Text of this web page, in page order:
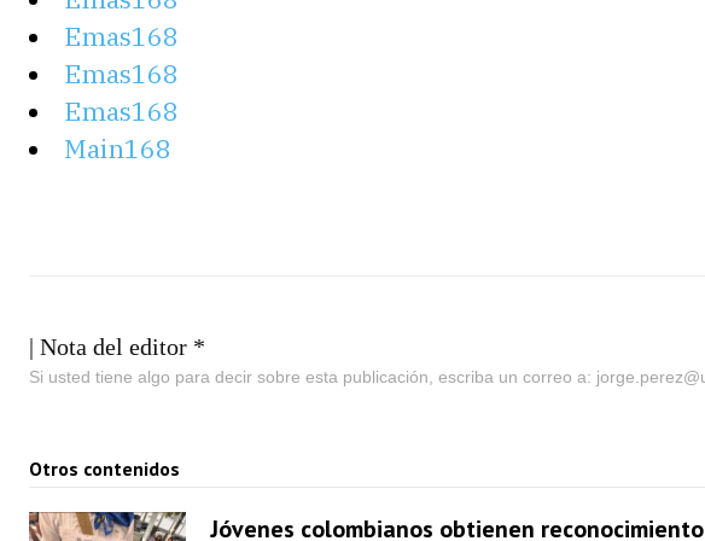
Emas168
Emas168
Emas168
Main168
| Nota del editor *
Si usted tiene algo para decir sobre esta publicación, escriba un correo a:
Otros contenidos
Jóvenes colombianos obtienen